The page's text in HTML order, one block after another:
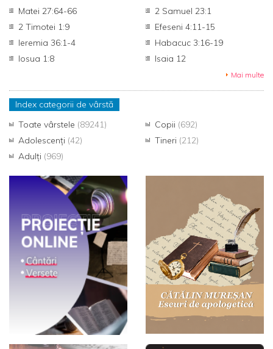
Matei 27:64-66
2 Samuel 23:1
2 Timotei 1:9
Efeseni 4:11-15
Ieremia 36:1-4
Habacuc 3:16-19
Iosua 1:8
Isaia 12
Mai multe
Index categorii de vârstă
Toate vârstele (89241) Copii (692)
Adolescenți (42) Tineri (212)
Adulți (969)